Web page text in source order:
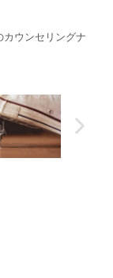
カウンセリングナ